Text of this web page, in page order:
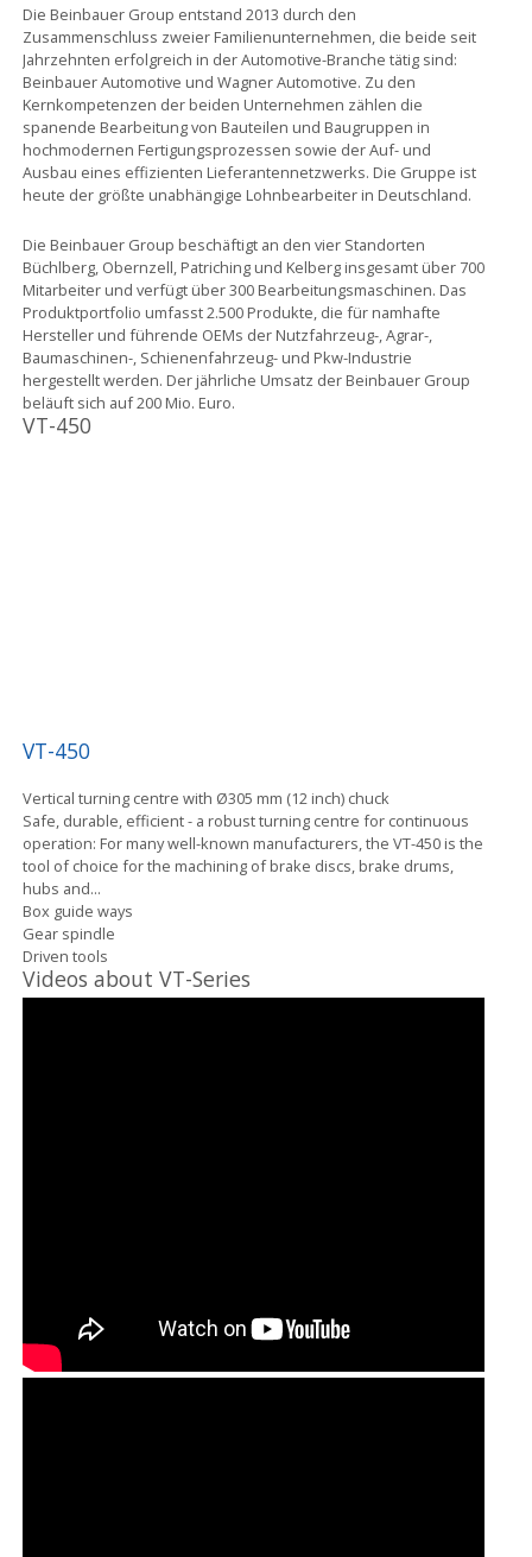
Die Beinbauer Group entstand 2013 durch den
Zusammenschluss zweier Familienunternehmen, die beide seit
Jahrzehnten erfolgreich in der Automotive-Branche tätig sind:
Beinbauer Automotive und Wagner Automotive. Zu den
Kernkompetenzen der beiden Unternehmen zählen die
spanende Bearbeitung von Bauteilen und Baugruppen in
hochmodernen Fertigungsprozessen sowie der Auf- und
Ausbau eines effizienten Lieferantennetzwerks. Die Gruppe ist
heute der größte unabhängige Lohnbearbeiter in Deutschland.
Die Beinbauer Group beschäftigt an den vier Standorten
Büchlberg, Obernzell, Patriching und Kelberg insgesamt über 700
Mitarbeiter und verfügt über 300 Bearbeitungsmaschinen. Das
Produktportfolio umfasst 2.500 Produkte, die für namhafte
Hersteller und führende OEMs der Nutzfahrzeug-, Agrar-,
Baumaschinen-, Schienenfahrzeug- und Pkw-Industrie
hergestellt werden. Der jährliche Umsatz der Beinbauer Group
beläuft sich auf 200 Mio. Euro.
VT-450
VT-450
Vertical turning centre with Ø305 mm (12 inch) chuck
Safe, durable, efficient - a robust turning centre for continuous
operation: For many well-known manufacturers, the VT-450 is the
tool of choice for the machining of brake discs, brake drums,
hubs and...
Box guide ways
Gear spindle
Driven tools
Videos about VT-Series